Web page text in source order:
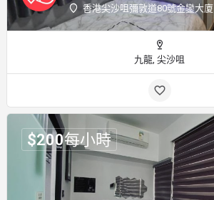
香港尖沙咀彌敦道80號金鑾大廈
九龍, 尖沙咀
$200每小時